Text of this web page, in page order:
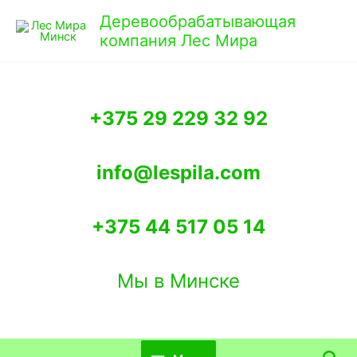
Деревообрабатывающая
компания Лес Мира
+375 29 229 32 92
info@lespila.com
+375 44 517 05 14
Мы в Минске